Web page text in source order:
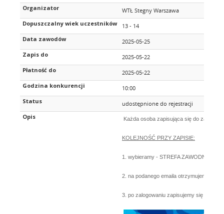
Organizator
WTŁ Stegny Warszawa
Dopuszczalny wiek uczestników
13 - 14
Data zawodów
2025-05-25
Zapis do
2025-05-22
Płatność do
2025-05-22
Godzina konkurencji
10:00
Status
udostępnione do rejestracji
Opis
Każda osoba zapisująca się do
KOLEJNOŚĆ PRZY ZAPISIE:
1. wybieramy - STREFA ZAWODNIKA -
2. na podanego emaila otrzymujemy
3. po zalogowaniu zapisujemy się na